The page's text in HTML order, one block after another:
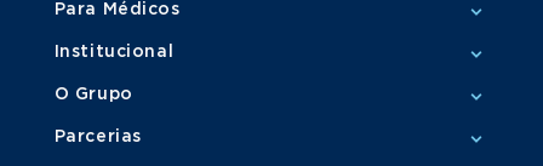
Para Médicos
Institucional
O Grupo
Parcerias